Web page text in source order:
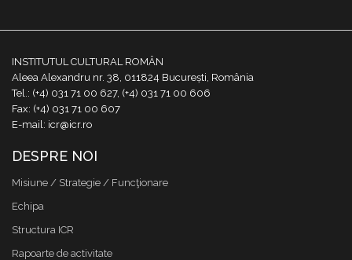
INSTITUTUL CULTURAL ROMÂN
Aleea Alexandru nr. 38, 011824 București, România
Tel.: (+4) 031 71 00 627, (+4) 031 71 00 606
Fax: (+4) 031 71 00 607
E-mail: icr@icr.ro
DESPRE NOI
Misiune / Strategie / Funcţionare
Echipa
Structura ICR
Rapoarte de activitate